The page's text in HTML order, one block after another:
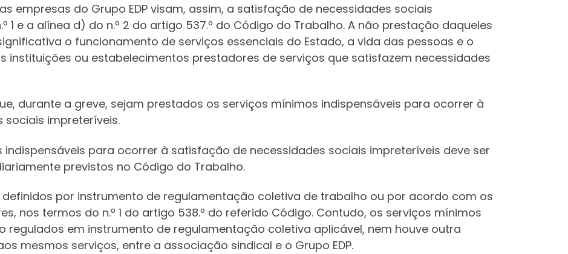
empresas do Grupo EDP visam, assim, a satisfação de necessidades sociais
1 e a alínea d) do n.º 2 do artigo 537.º do Código do Trabalho. A não prestação daqueles
o funcionamento de serviços essenciais do Estado, a vida das pessoas e o
instituições ou estabelecimentos prestadores de serviços que satisfazem necessidades
durante a greve, sejam prestados os serviços mínimos indispensáveis para ocorrer à
impreteríveis.
para ocorrer à satisfação de necessidades sociais impreteríveis deve ser
previstos no Código do Trabalho.
por instrumento de regulamentação coletiva de trabalho ou por acordo com os
nos termos do n.º 1 do artigo 538.º do referido Código. Contudo, os serviços mínimos
regulados em instrumento de regulamentação coletiva aplicável, nem houve outra
mesmos serviços, entre a associação sindical e o Grupo EDP.